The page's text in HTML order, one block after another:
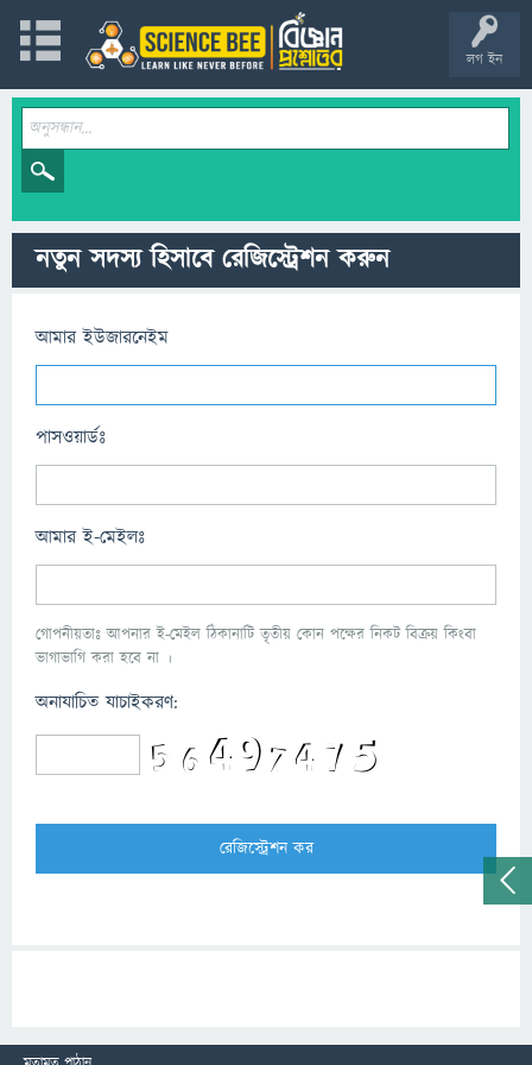
লগ ইন
নতুন সদস্য হিসাবে রেজিস্ট্রেশন করুন
আমার ইউজারনেইম
পাসওয়ার্ডঃ
আমার ই-মেইলঃ
গোপনীয়তাঃ আপনার ই-মেইল ঠিকানাটি তৃতীয় কোন পক্ষের নিকট বিক্রয় কিংবা
ভাগাভাগি করা হবে না ।
অনাযাচিত যাচাইকরণ: